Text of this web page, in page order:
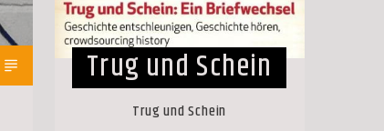
Trug und Schein
Trug und Schein